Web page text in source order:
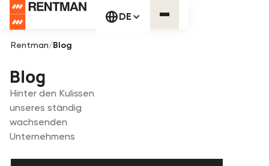
DE
Rentman/Blog
Blog
Hinter den Kulissen
unseres ständig
wachsenden
Unternehmens